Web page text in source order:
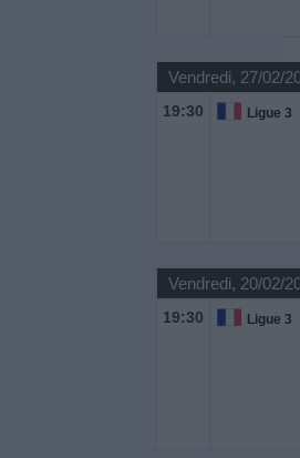
Vendredi, 27/02/
19:30 Ligue 3
Vendredi, 20/02/
19:30 Ligue 3